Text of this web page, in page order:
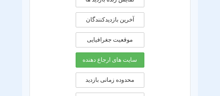
آخرین بازدیدکنندگان
موقعيت جغرافيايی
سایت های ارجاع دهنده
محدوده زمانی بازديد